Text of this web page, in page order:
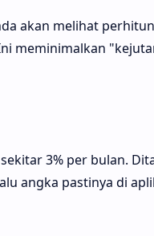
akan melihat
meminimalkan
3% per bulan.
angka pastinya di